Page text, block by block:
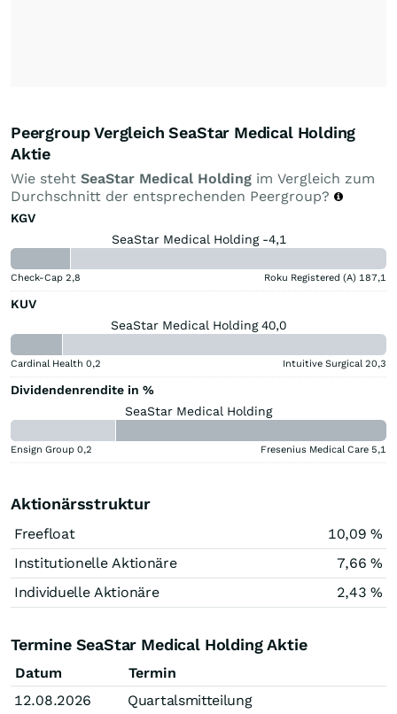
Peergroup Vergleich SeaStar Medical Holding
Aktie
Wie steht SeaStar Medical Holding im Vergleich zum
Durchschnitt der entsprechenden Peergroup?
KGV
SeaStar Medical Holding -4,1
Check-Cap 2,8 Roku Registered (A) 187,1
KUV
SeaStar Medical Holding 40,0
Cardinal Health 0,2 Intuitive Surgical 20,3
Dividendenrendite in %
SeaStar Medical Holding
Ensign Group 0,2 Fresenius Medical Care 5,1
Aktionärsstruktur
Freefloat
10,09 %
Institutionelle Aktionäre
7,66 %
Individuelle Aktionäre
2,43 %
Termine SeaStar Medical Holding Aktie
Datum
Termin
12.08.2026
Quartalsmitteilung